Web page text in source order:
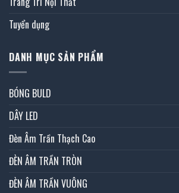
Tuyển dụng
DANH MỤC SẢN PHẨM
BÓNG BULD
DÂY LED
Đèn Âm Trần Thạch Cao
ĐÈN ÂM TRẦN TRÒN
ĐÈN ÂM TRẦN VUÔNG